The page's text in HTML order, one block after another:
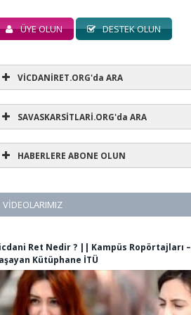
ÜYE OLUN DESTEK OLUN
VİCDANİRET.ORG'da ARA
SAVASKARSİTLARİ.ORG'da ARA
HABERLERE ABONE OLUN
VIDEOLARIMIZ
Ret Nedir ? || Kampüs Ropörtajları –
Kütüphane İTÜ